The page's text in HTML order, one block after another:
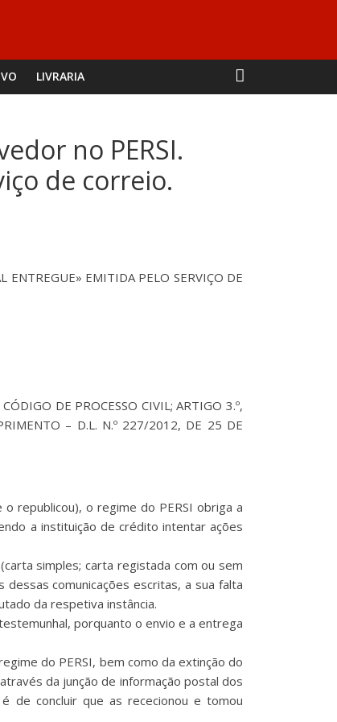
LIVRARIA
no PERSI.
de correio.
ENTREGUE» EMITIDA PELO SERVIÇO DE
DE PROCESSO CIVIL; ARTIGO 3.º,
– D.L. N.º 227/2012, DE 25 DE
republicou), o regime do PERSI obriga a
a instituição de crédito intentar ações
simples; carta registada com ou sem
comunicações escritas, a sua falta
da respetiva instância.
porquanto o envio e a entrega
do PERSI, bem como da extinção do
da junção de informação postal dos
de concluir que as rececionou e tomou